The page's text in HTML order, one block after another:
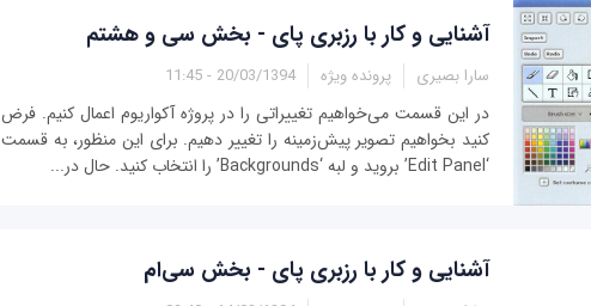
آشنایی و کار با رزبری پای - بخش سی و هشتم
سارا بصیری پرونده ویژه 20/03/1394 - 11:45
در این قسمت می‌خواهیم تغییراتی را در پروژه آکواریوم اعمال کنیم. فرض
کنید بخواهیم تصویر پیش‌زمینه را تغییر دهیم. برای این منظور، به قسمت
‘Edit Panel’ بروید و لبه ‘Backgrounds’ را انتخاب کنید. حال در...
آشنایی و کار با رزبری پای - بخش سی‌ام